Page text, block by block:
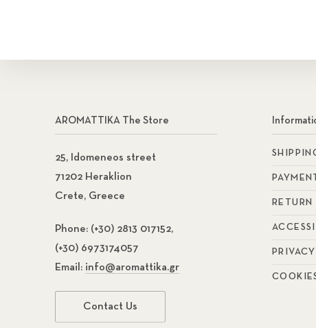
AROMATTIKA The Store
25, Idomeneos street
71202 Heraklion
Crete, Greece
Phone: (+30) 2813 017152,
(+30) 6973174057
Email: info@aromattika.gr
Contact Us